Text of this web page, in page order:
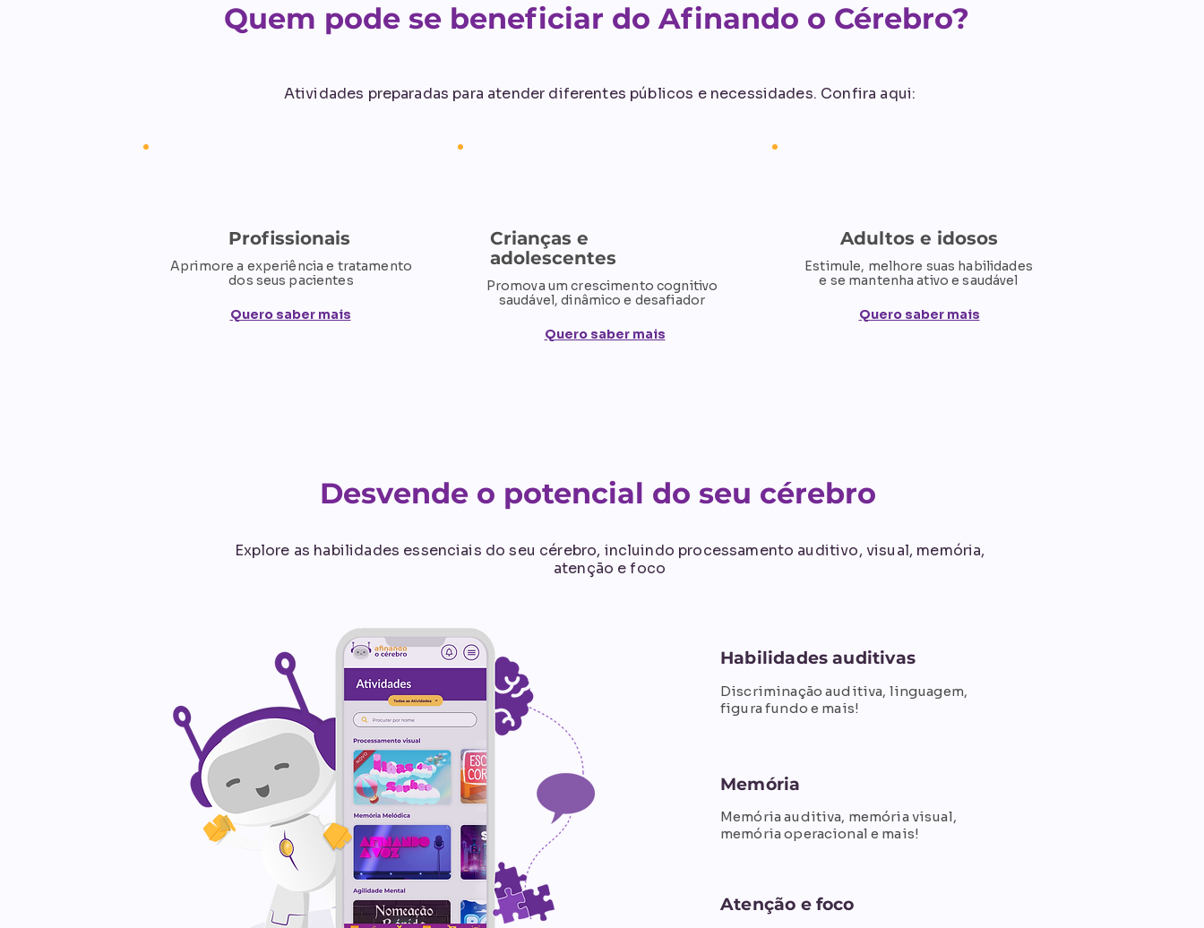
Quem pode se beneficiar do Afinando o Cérebro?
Atividades preparadas para atender diferentes públicos e necessidades. Confira aqui:
Profissionais
Aprimore a experiência e tratamento
dos seus pacientes
Quero saber mais
Crianças e
adolescentes
Promova um crescimento cognitivo
saudável, dinâmico e desafiador
Quero saber mais
Adultos e idosos
Estimule, melhore suas habilidades
e se mantenha ativo e saudável
Quero saber mais
Desvende o potencial do seu cérebro
Explore as habilidades essenciais do seu cérebro, incluindo processamento auditivo, visual, memória,
atenção e foco
Habilidades auditivas
Discriminação auditiva, linguagem,
figura fundo e mais!
Memória
Memória auditiva, memória visual,
memória operacional e mais!
Atenção e foco